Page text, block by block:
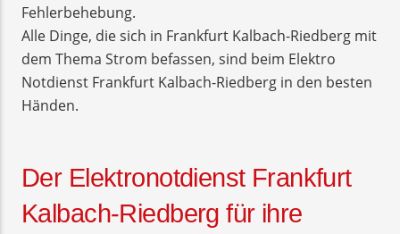
Fehlerbehebung.
Alle Dinge, die sich in Frankfurt Kalbach-Riedberg mit
dem Thema Strom befassen, sind beim Elektro
Notdienst Frankfurt Kalbach-Riedberg in den besten
Händen.
Der Elektronotdienst Frankfurt
Kalbach-Riedberg für ihre